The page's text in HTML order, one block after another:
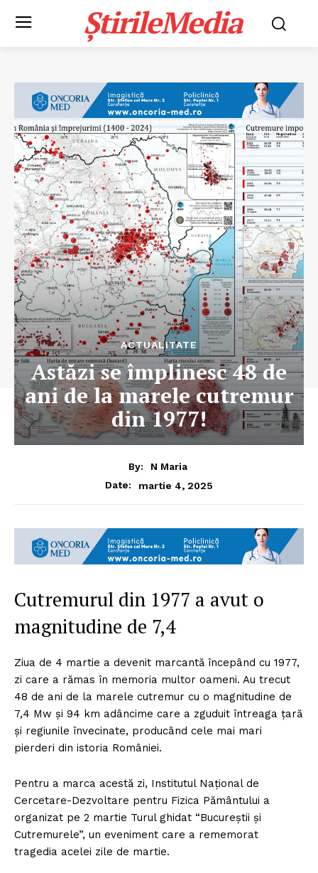
ȘtirileMedia
ACTUALITATE
Astăzi se împlinesc 48 de
ani de la marele cutremur
din 1977!
By:
N Maria
Date:
martie 4, 2025
Cutremurul din 1977 a avut o
magnitudine de 7,4
Ziua de 4 martie a devenit marcantă începând cu 1977,
zi care a rămas în memoria multor oameni. Au trecut
48 de ani de la marele cutremur cu o magnitudine de
7,4 Mw și 94 km adâncime care a zguduit întreaga țară
și regiunile învecinate, producând cele mai mari
pierderi din istoria României.
Pentru a marca acestă zi, Institutul Național de
Cercetare-Dezvoltare pentru Fizica Pământului a
organizat pe 2 martie Turul ghidat “Bucureștii și
Cutremurele”, un eveniment care a rememorat
tragedia acelei zile de martie.